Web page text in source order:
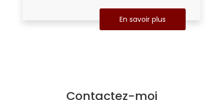
En savoir plus
Contactez-moi